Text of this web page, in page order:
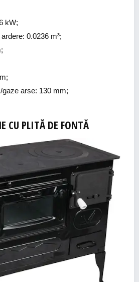
kW;
0.0236 m³;
arse: 130 mm;
CU PLITĂ DE FONTĂ